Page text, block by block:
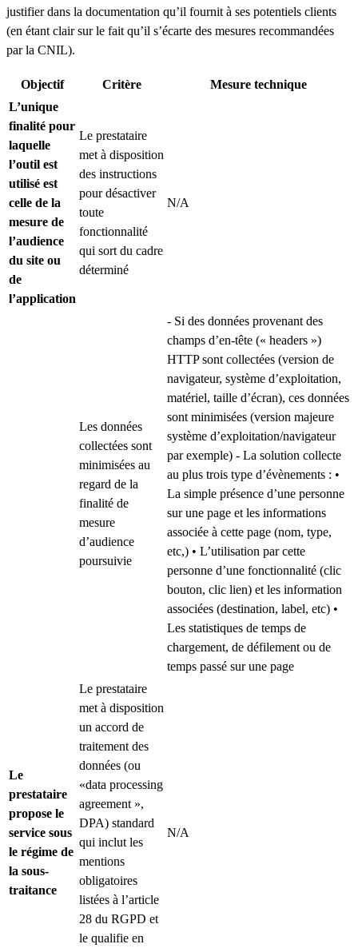
justifier dans la documentation qu’il fournit à ses potentiels clients
(en étant clair sur le fait qu’il s’écarte des mesures recommandées
par la CNIL).
Objectif Critère
Mesure technique
L’unique
finalité pour
laquelle
l’outil est
utilisé est
celle de la
mesure de
l’audience
du site ou
de
l’application
Le prestataire
met à disposition
des instructions
pour désactiver
toute
fonctionnalité
qui sort du cadre
déterminé
N/A
Les données
collectées sont
minimisées au
regard de la
finalité de
mesure
d’audience
poursuivie
- Si des données provenant des
champs d’en-tête (« headers »)
HTTP sont collectées (version de
navigateur, système d’exploitation,
matériel, taille d’écran), ces données
sont minimisées (version majeure
système d’exploitation/navigateur
par exemple) - La solution collecte
au plus trois type d’évènements : •
La simple présence d’une personne
sur une page et les informations
associée à cette page (nom, type,
etc,) • L’utilisation par cette
personne d’une fonctionnalité (clic
bouton, clic lien) et les information
associées (destination, label, etc) •
Les statistiques de temps de
chargement, de défilement ou de
temps passé sur une page
Le
prestataire
propose le
service sous
le régime de
la sous-
traitance
Le prestataire
met à disposition
un accord de
traitement des
données (ou
«data processing
agreement »,
DPA) standard
qui inclut les
mentions
obligatoires
listées à l’article
28 du RGPD et
le qualifie en
N/A